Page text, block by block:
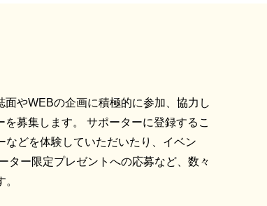
やWEBの企画に積極的に参加、協力し
募集します。 サポーターに登録するこ
などを体験していただいたり、イベン
ター限定プレゼントへの応募など、数々